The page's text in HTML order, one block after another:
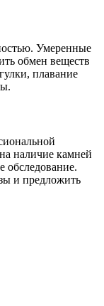
Умеренные
обмен веществ
плавание
наличие камней
обследование.
и предложить